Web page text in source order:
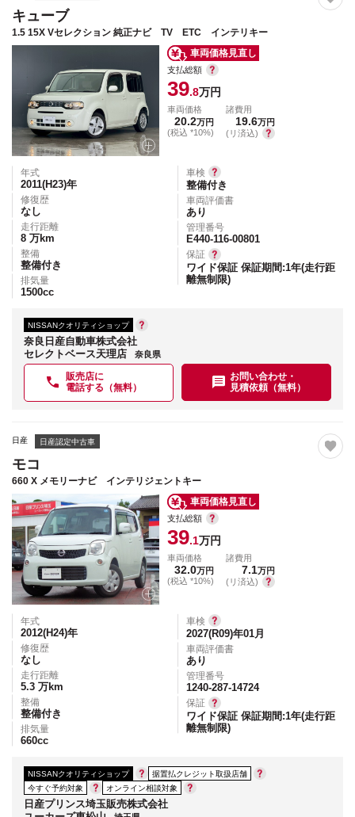
キューブ
1.5 15X Vセレクション 純正ナビ TV ETC インテリキー
車両価格見直し
支払総額
39.8万円
車両価格
20.2万円
(税込 *10%)
諸費用
19.6万円
(リ済込)
年式
2011(H23)年
修復歴
なし
走行距離
8 万km
整備
整備付き
排気量
1500cc
車検
整備付き
車両評価書
あり
管理番号
E440-116-00801
保証
ワイド保証 保証期間:1年(走行距
離無制限)
NISSANクオリティショップ
奈良日産自動車株式会社
セレクトベース天理店
奈良県
販売店に
電話する（無料）
お問い合わせ・
見積依頼（無料）
日産 日産認定中古車
モコ
660 X メモリーナビ インテリジェントキー
車両価格見直し
支払総額
39.1万円
車両価格
32.0万円
(税込 *10%)
諸費用
7.1万円
(リ済込)
年式
2012(H24)年
修復歴
なし
走行距離
5.3 万km
整備
整備付き
排気量
660cc
車検
2027(R09)年01月
車両評価書
あり
管理番号
1240-287-14724
保証
ワイド保証 保証期間:1年(走行距
離無制限)
NISSANクオリティショップ
据置払クレジット取扱店舗
今すぐ予約対象
オンライン相談対象
日産プリンス埼玉販売株式会社